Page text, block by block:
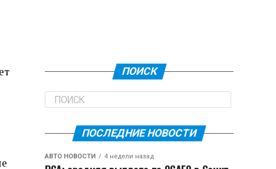
ПОИСК
ПОСЛЕДНИЕ НОВОСТИ
АВТО НОВОСТИ 4 недели назад